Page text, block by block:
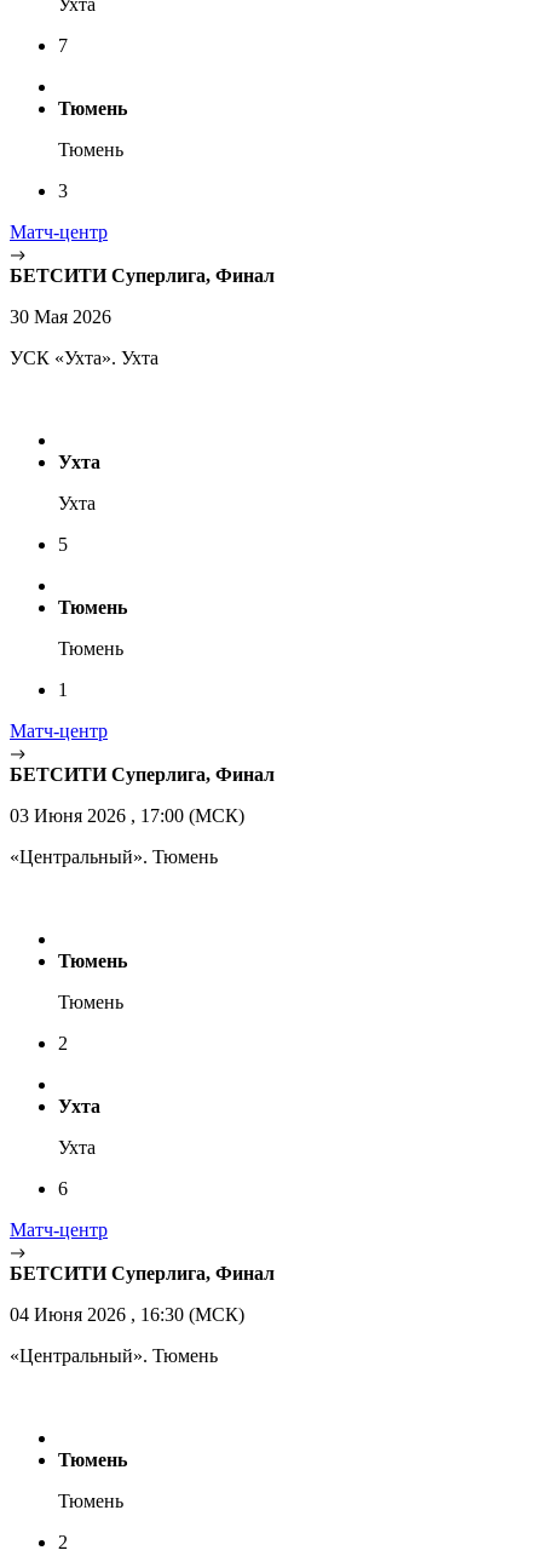
Ухта
7
Тюмень
Тюмень
3
Матч-центр
БЕТСИТИ Суперлига, Финал
30 Мая 2026
УСК «Ухта». Ухта
Ухта
Ухта
5
Тюмень
Тюмень
1
Матч-центр
БЕТСИТИ Суперлига, Финал
03 Июня 2026 , 17:00 (МСК)
«Центральный». Тюмень
Тюмень
Тюмень
2
Ухта
Ухта
6
Матч-центр
БЕТСИТИ Суперлига, Финал
04 Июня 2026 , 16:30 (МСК)
«Центральный». Тюмень
Тюмень
Тюмень
2